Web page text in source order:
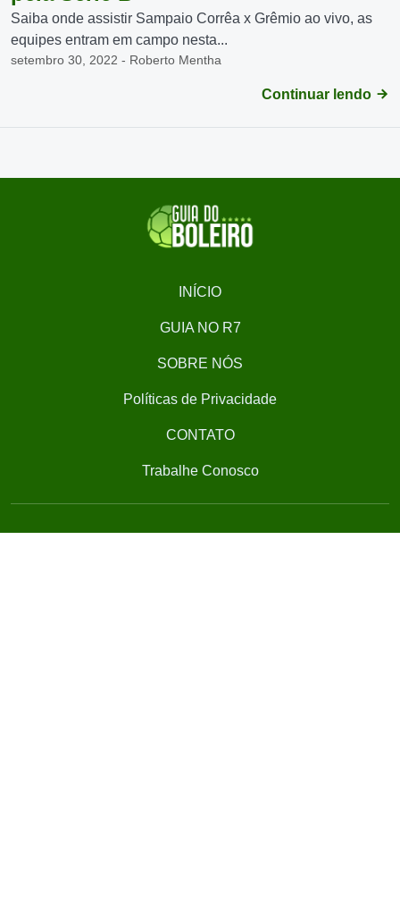
Saiba onde assistir Sampaio Corrêa x Grêmio ao vivo, as
equipes entram em campo nesta...
setembro 30, 2022 - Roberto Mentha
Continuar lendo
INÍCIO
GUIA NO R7
SOBRE NÓS
Políticas de Privacidade
CONTATO
Trabalhe Conosco